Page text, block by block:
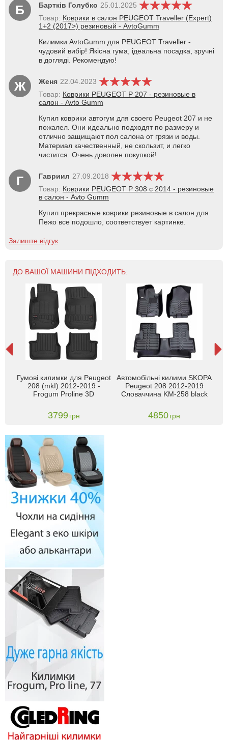
Б Бартків Голубко 25.01.2025
Товар: Коврики в салон PEUGEOT Traveller (Expert)
1+2 (2017>) резиновый - AvtoGumm
Килимки AvtoGumm для PEUGEOT Traveller -
чудовий вибір! Якісна гума, ідеальна посадка, зручні
в догляді. Рекомендую!
Ж Женя 22.04.2023
Товар: Коврики PEUGEOT P 207 - резиновые в
салон - Avto Gumm
Купил коврики автогум для своего Peugeot 207 и не
пожалел. Они идеально подходят по размеру и
отлично защищают пол салона от грязи и воды.
Материал качественный, не скользит, и легко
чистится. Очень доволен покупкой!
Г Гавриил 27.09.2018
Товар: Коврики PEUGEOT P 308 с 2014 - резиновые
в салон - Avto Gumm
Купил прекрасные коврики резиновые в салон для
Пежо все подошло, соответствует картинке.
Залиште відгук
ДО ВАШОЇ МАШИНИ ПІДХОДИТЬ:
Гумові килимки для Peugeot
208 (mkI) 2012-2019 -
Frogum Proline 3D
3799 грн
Автомобільні килими SKOPA
Peugeot 208 2012-2019
Словаччина KM-258 black
4850грн